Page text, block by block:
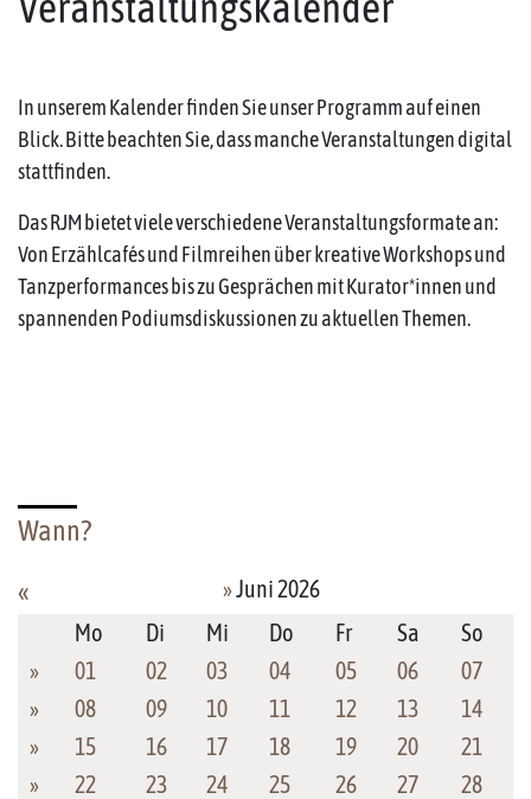
In unserem Kalender finden Sie unser Programm auf einen
Blick. Bitte beachten Sie, dass manche Veranstaltungen digital
stattfinden.
Das RJM bietet viele verschiedene Veranstaltungsformate an:
Von Erzählcafés und Filmreihen über kreative Workshops und
Tanzperformances bis zu Gesprächen mit Kurator*innen und
spannenden Podiumsdiskussionen zu aktuellen Themen.
Wann?
»
«
Juni 2026
Mo
Di Mi Do Fr Sa
So
»
01 02 03 04 05 06
07
»
08 09 10 11 12 13
14
»
15 16 17 18 19 20
21
»
22 23 24 25 26 27
28